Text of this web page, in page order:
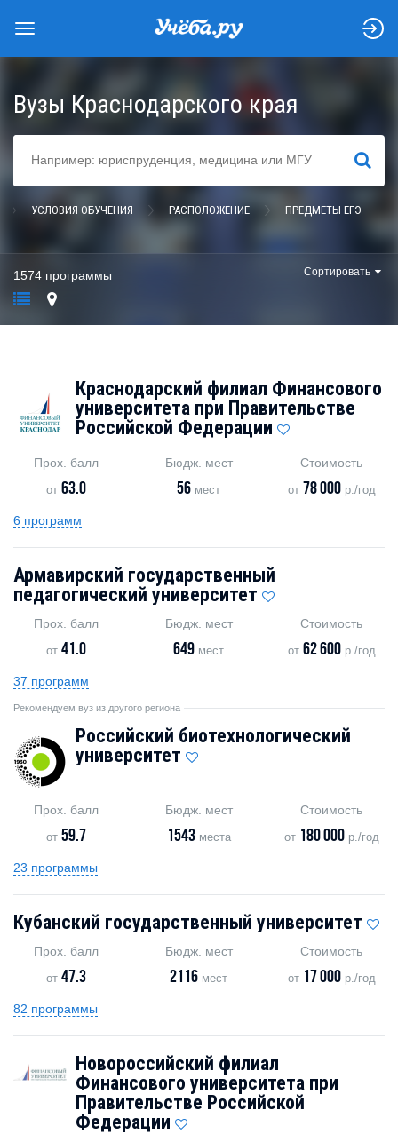
Вузы Краснодарского края
НАЙТИ
УСЛОВИЯ ОБУЧЕНИЯ РАСПОЛОЖЕНИЕ ПРЕДМЕТЫ ЕГЭ
1574 программы Сортировать
Краснодарский филиал Финансового
университета при Правительстве
Российской Федерации
Прох. балл
от63.0
Бюдж. мест
56 мест
Стоимость
от 78 000р./год
6 программ
Армавирский государственный
педагогический университет
Прох. балл
от41.0
Бюдж. мест
649 мест
Стоимость
от 62 600р./год
37 программ
Рекомендуем вуз из другого региона
Российский биотехнологический
университет
Прох. балл
от59.7
Бюдж. мест
1543места
Стоимость
от 180 000р./год
23 программы
Кубанский государственный университет
Прох. балл
от47.3
Бюдж. мест
2116 мест
Стоимость
от 17 000р./год
82 программы
Новороссийский филиал
Финансового университета при
Правительстве Российской
Федерации